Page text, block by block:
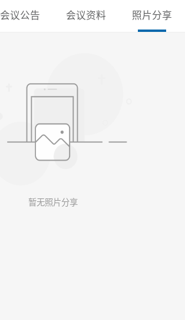
会议公告 会议资料 照片分享
暂无照片分享